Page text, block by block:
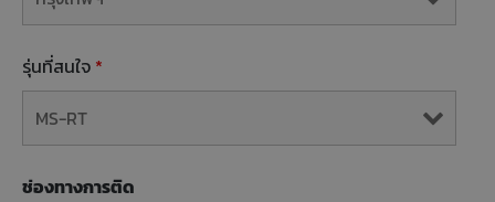
รุ่นที่สนใจ *
ช่องทางการติด